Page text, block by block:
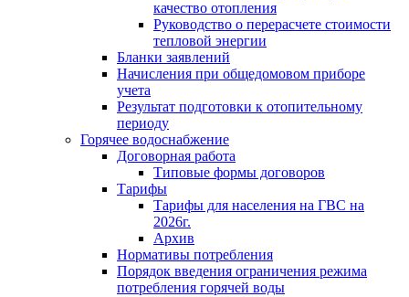
качество отопления
Руководство о перерасчете стоимости
тепловой энергии
Бланки заявлений
Начисления при общедомовом приборе
учета
Результат подготовки к отопительному
периоду
Горячее водоснабжение
Договорная работа
Типовые формы договоров
Тарифы
Тарифы для населения на ГВС на
2026г.
Архив
Нормативы потребления
Порядок введения ограничения режима
потребления горячей воды